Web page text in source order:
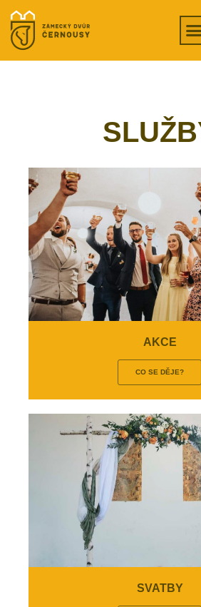
AKCE
CO SE DĚJE?
SVATBY